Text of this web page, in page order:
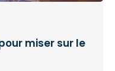
miser sur le